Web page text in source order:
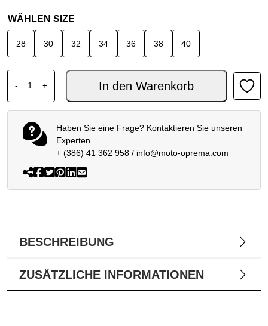
WÄHLEN SIZE
28 30 32 34 36 38 40
-
ALPINESTARS MX HOSE RACER RIWAY WEISS BLAU
+ In den Warenkorb
Haben Sie eine Frage? Kontaktieren Sie unseren
Experten.
+ (386) 41 362 958/ info@moto-oprema.com
BESCHREIBUNG
ZUSÄTZLICHE INFORMATIONEN